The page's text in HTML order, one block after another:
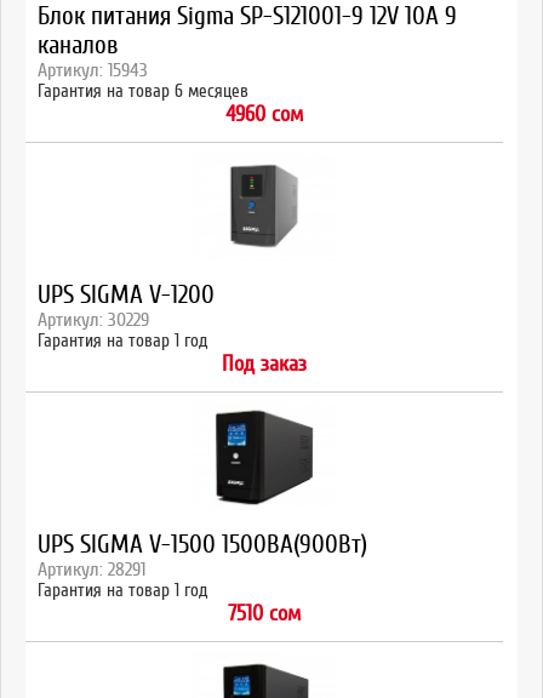
Блок питания Sigma SP-S121001-9 12V 10A 9
каналов
Артикул: 15943
Гарантия на товар 6 месяцев
4960 сом
UPS SIGMA V-1200
Артикул: 30229
Гарантия на товар 1 год
Под заказ
UPS SIGMA V-1500 1500ВА(900Вт)
Артикул: 28291
Гарантия на товар 1 год
7510 сом